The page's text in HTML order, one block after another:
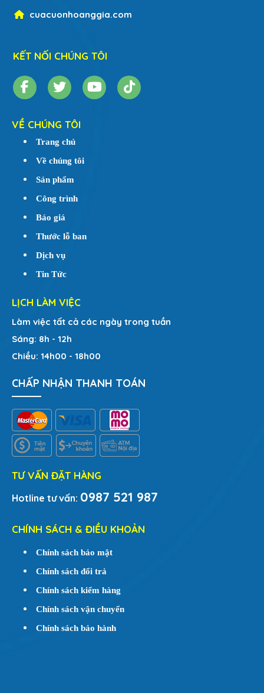
cuacuonhoanggia.com
KẾT NỐI CHÚNG TÔI
VỀ CHÚNG TÔI
Trang chủ
Về chúng tôi
Sản phẩm
Công trình
Báo giá
Thước lỗ ban
Dịch vụ
Tin Tức
LỊCH LÀM VIỆC
Làm việc tất cả các ngày trong tuần
Sáng: 8h - 12h
Chiều: 14h00 - 18h00
CHẤP NHẬN THANH TOÁN
TƯ VẤN ĐẶT HÀNG
Hotline tư vấn: 0987 521 987
CHÍNH SÁCH & ĐIỀU KHOẢN
Chính sách bảo mật
Chính sách đổi trả
Chính sách kiểm hàng
Chính sách vận chuyển
Chính sách bảo hành